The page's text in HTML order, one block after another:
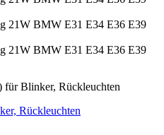
Rückleuchten